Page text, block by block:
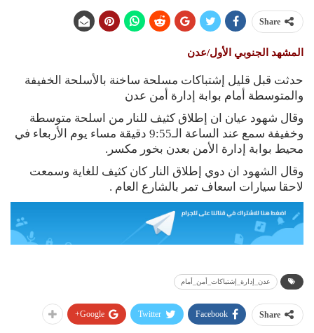
Share
المشهد الجنوبي الأول/عدن
حدثت قبل قليل إشتباكات مسلحة ساخنة بالأسلحة الخفيفة
والمتوسطة أمام بوابة إدارة أمن عدن
وقال شهود عيان ان إطلاق كثيف للنار من اسلحة متوسطة
وخفيفة سمع عند الساعة الـ9:55 دقيقة مساء يوم الأربعاء في
محيط بوابة إدارة الأمن بعدن بخور مكسر.
وقال الشهود ان دوي إطلاق النار كان كثيف للغاية وسمعت
لاحقا سيارات اسعاف تمر بالشارع العام .
عدن_إدارة_إشتباكات_أمن_أمام
Share
Facebook
Twitter
Google+